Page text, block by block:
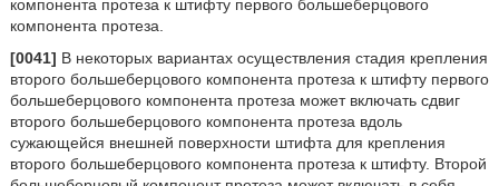
компонента протеза к штифту первого большеберцового
компонента протеза.
[0041] В некоторых вариантах осуществления стадия крепления
второго большеберцового компонента протеза к штифту первого
большеберцового компонента протеза может включать сдвиг
второго большеберцового компонента протеза вдоль
сужающейся внешней поверхности штифта для крепления
второго большеберцового компонента протеза к штифту. Второй